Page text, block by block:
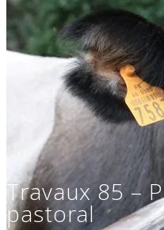
Travaux 85 –
pastoral